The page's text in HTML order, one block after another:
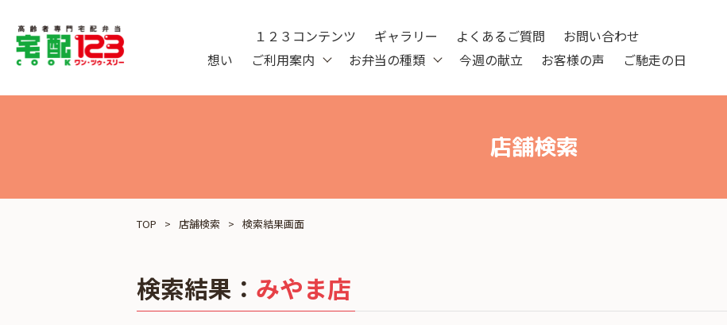
想い ご利用案内 お弁当の種類 今週の献立 お客様の声 ご馳走の日
１２３コンテンツ ギャラリー よくあるご質問
お問い合わせ
店舗検索
TOP 店舗検索 検索結果画面
検索結果： みやま店